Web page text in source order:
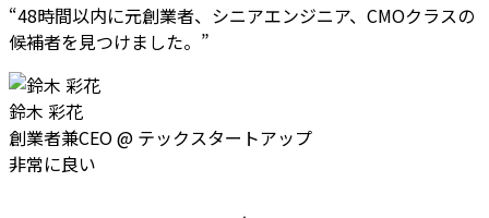
“48時間以内に元創業者、シニアエンジニア、CMOクラスの
候補者を見つけました。 ”
鈴木 彩花
創業者兼CEO@ テックスタートアップ
非常に良い